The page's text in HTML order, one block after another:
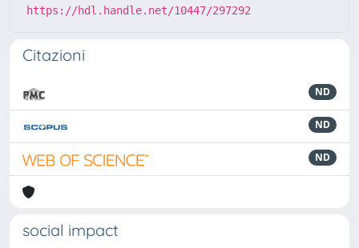
https://hdl.handle.net/10447/297292
Citazioni
ND
ND
ND
social impact